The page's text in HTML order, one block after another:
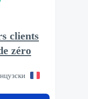
clients
zéro